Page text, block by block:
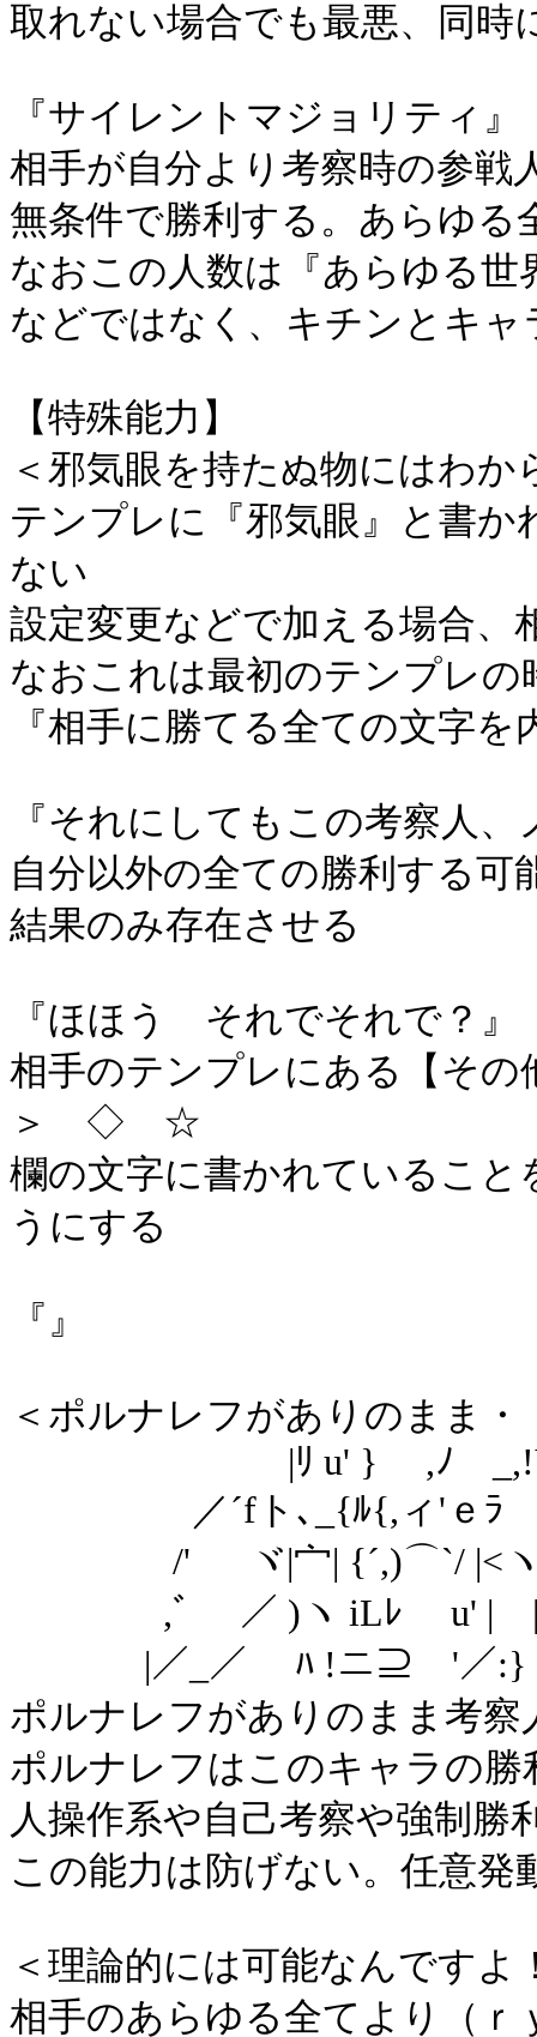
取れない場合でも最悪、同時
『サイレントマジョリティ』
相手が自分より考察時の参戦
無条件で勝利する。あらゆる
なおこの人数は『あらゆる
などではなく、キチンとキ
【特殊能力】
＜邪気眼を持たぬ物にはわか
テンプレに『邪気眼』と書
ない
設定変更などで加える場合、
なおこれは最初のテンプレ
『相手に勝てる全ての文字
『それにしてもこの考察人
自分以外の全ての勝利する可
結果のみ存在させる
『ほほう それでそれで？』
相手のテンプレにある【そ
＞ ◇ ☆
欄の文字に書かれているこ
うにする
『』
＜ポルナレフがありのまま・
|ﾘ u' } ,ﾉ
／´fト､_{ﾙ{,ィ'ｅ
/' ヾ|宀| {´,)⌒`/ |<
,ﾞ ／ )ヽ iLﾚ u' | |
|／_／ ﾊ !ニ⊇ '／:}
ポルナレフがありのまま考
ポルナレフはこのキャラの
人操作系や自己考察や強制勝
この能力は防げない。任意発
＜理論的には可能なんですよ
相手のあらゆる全てより（